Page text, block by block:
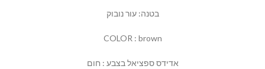
בטנה: עור נובוק
COLOR : brown
אדידס ספציאל בצבע : חום